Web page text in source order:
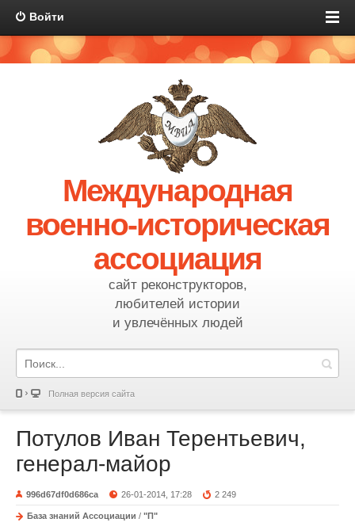
Войти
Международная
военно-историческая
ассоциация
сайт реконструкторов,
любителей истории
и увлечённых людей
Полная версия сайта
Потулов Иван Терентьевич,
генерал-майор
996d67df0d686ca 26-01-2014, 17:28 2 249
База знаний Ассоциации / "П"